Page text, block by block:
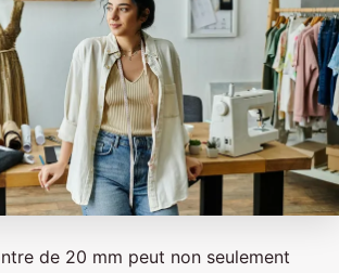
de 20 mm peut non seulement